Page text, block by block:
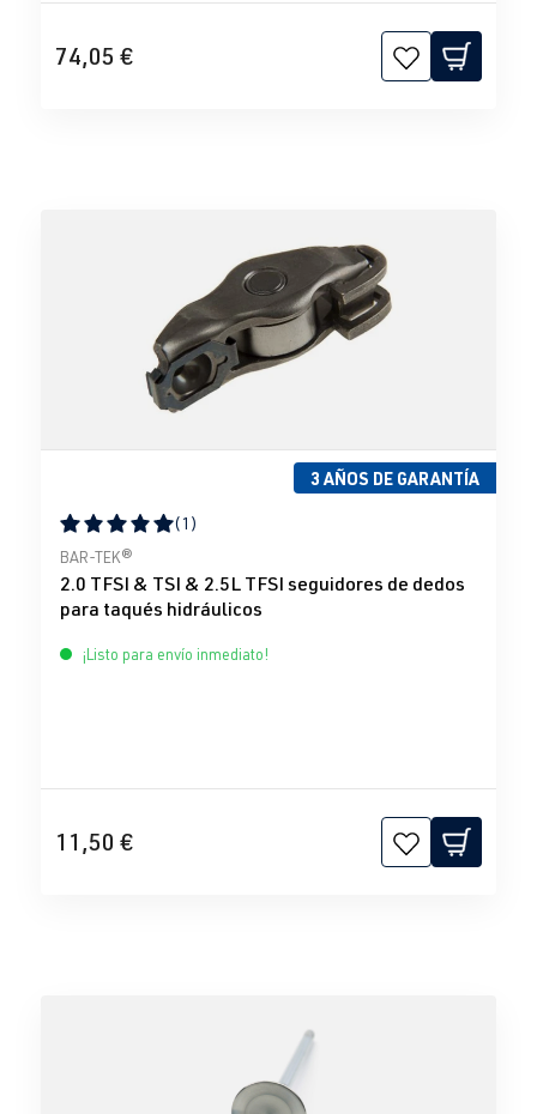
74,05 €
3 AÑOS DE GARANTÍA
Calificación promedio de 5 de 5 estrellas
(1)
BAR-TEK®
2.0 TFSI & TSI & 2.5L TFSI seguidores de dedos
para taqués hidráulicos
¡Listo para envío inmediato!
11,50 €